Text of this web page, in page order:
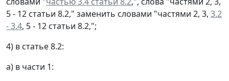
5 - 12 статьи 8.2," заменить словами "частями 2, 3, 3.2
- 3.4, 5 - 12 статьи 8.2,";
4) в статье 8.2:
а) в части 1: